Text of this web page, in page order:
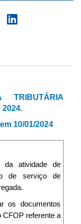
TRIBUTÁRIA
2024.
10/01/2024
da atividade de
de serviço de
os documentos
CFOP referente a